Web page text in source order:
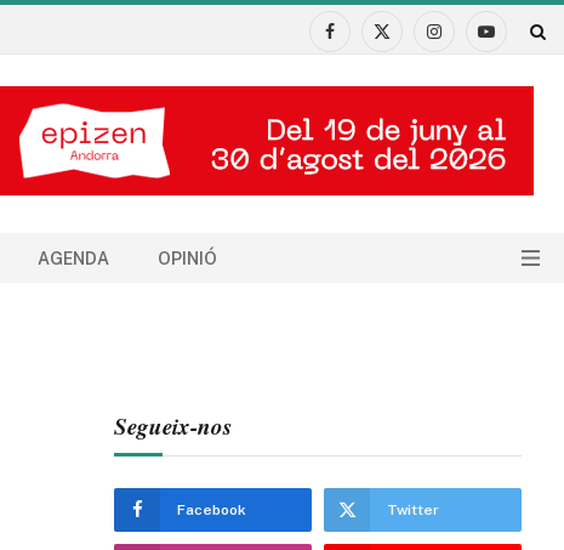
Facebook
X
InstagramYouTube
AGENDA OPINIÓ
Segueix-nos
Facebook Twitter